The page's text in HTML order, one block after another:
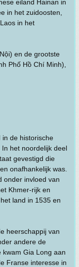
eiland Hainan in
in het zuidoosten,
in het
en de grootste
Phố Hồ Chí Minh),
in de historische
het noordelijk deel
gevestigd die
onafhankelijk was.
onder invloed van
Khmer-rijk en
land in 1535 en
heerschappij van
andere de
kwam Gia Long aan
Franse interesse in